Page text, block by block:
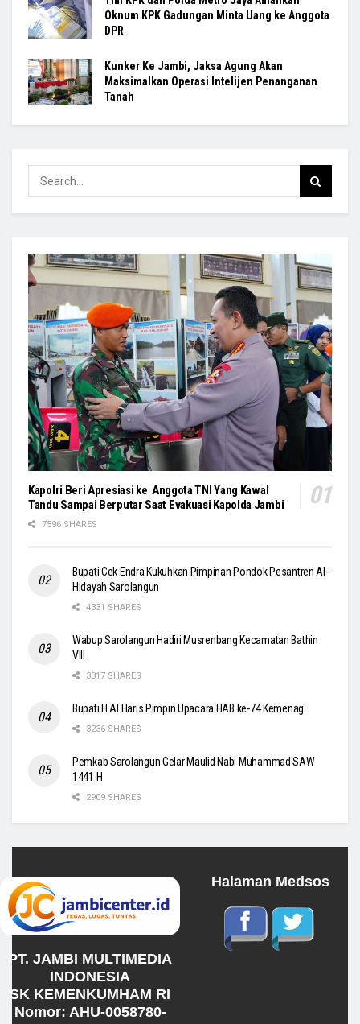
Oknum KPK Gadungan Minta Uang ke Anggota
DPR
Kunker Ke Jambi, Jaksa Agung Akan
Maksimalkan Operasi Intelijen Penanganan
Tanah
Kapolri Beri Apresiasi ke Anggota TNI Yang Kawal
Tandu Sampai Berputar Saat Evakuasi Kapolda Jambi
7596 SHARES
Bupati Cek Endra Kukuhkan Pimpinan Pondok Pesantren Al-
Hidayah Sarolangun
4331 SHARES
Wabup Sarolangun Hadiri Musrenbang Kecamatan Bathin
VIII
3317 SHARES
Bupati H Al Haris Pimpin Upacara HAB ke-74 Kemenag
3236 SHARES
Pemkab Sarolangun Gelar Maulid Nabi Muhammad SAW
1441 H
2909 SHARES
PT. JAMBI MULTIMEDIA
INDONESIA
SK KEMENKUMHAM RI
Nomor: AHU-0058780-
Halaman Medsos